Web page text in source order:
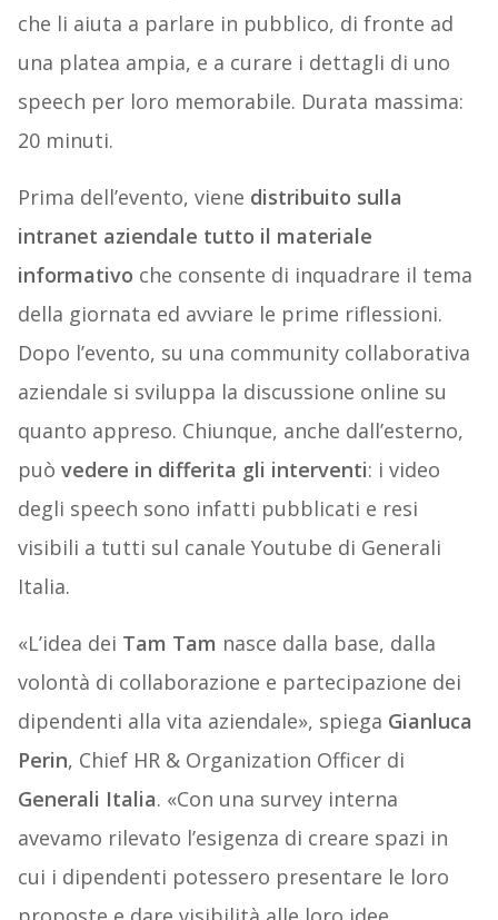
che li aiuta a parlare in pubblico, di fronte ad
una platea ampia, e a curare i dettagli di uno
speech per loro memorabile. Durata massima:
20 minuti.
Prima dell’evento, viene distribuito sulla
intranet aziendale tutto il materiale
informativo che consente di inquadrare il tema
della giornata ed avviare le prime riflessioni.
Dopo l’evento, su una community collaborativa
aziendale si sviluppa la discussione online su
quanto appreso. Chiunque, anche dall’esterno,
può vedere in differita gli interventi: i video
degli speech sono infatti pubblicati e resi
visibili a tutti sul canale Youtube di Generali
Italia.
«L’idea dei Tam Tam nasce dalla base, dalla
volontà di collaborazione e partecipazione dei
dipendenti alla vita aziendale», spiega Gianluca
Perin, Chief HR & Organization Officer di
Generali Italia. «Con una survey interna
avevamo rilevato l’esigenza di creare spazi in
cui i dipendenti potessero presentare le loro